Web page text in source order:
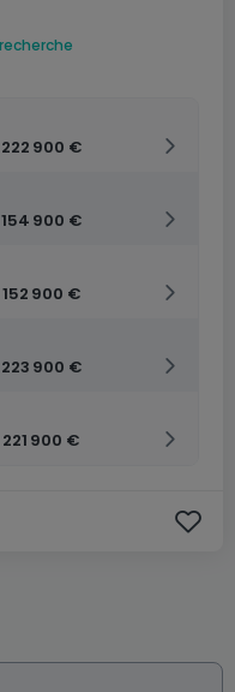
222 900 €
154 900 €
152 900 €
223 900 €
221 900 €